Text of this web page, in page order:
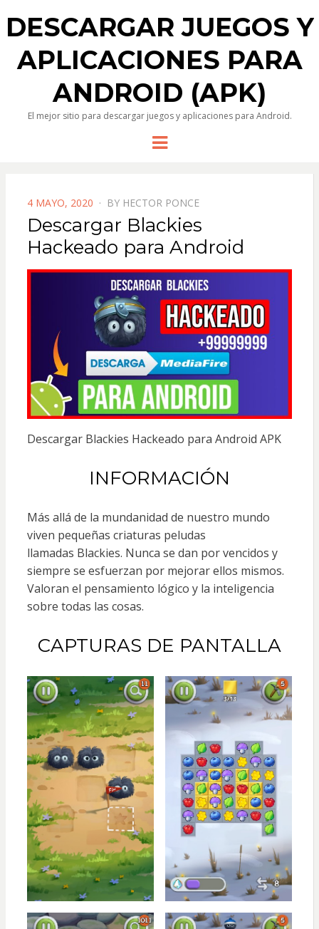
DESCARGAR JUEGOS Y
APLICACIONES PARA
ANDROID (APK)
El mejor sitio para descargar juegos y aplicaciones para Android.
Menu
POSTED
ON
4 MAYO, 2020 BY HECTOR PONCE
Descargar Blackies
Hackeado para Android
Descargar Blackies Hackeado para Android APK
INFORMACIÓN
Más allá de la mundanidad de nuestro mundo
viven pequeñas criaturas peludas
llamadas Blackies. Nunca se dan por vencidos y
siempre se esfuerzan por mejorar ellos mismos.
Valoran el pensamiento lógico y la inteligencia
sobre todas las cosas.
CAPTURAS DE PANTALLA